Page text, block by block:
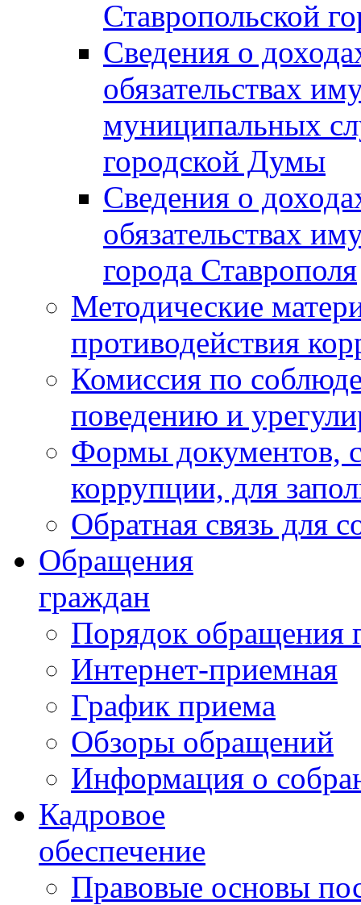
Ставропольской
Сведения о
обязательствах
муниципальных
городской Думы
Сведения о
обязательствах
города Ставрополя
Методические
противодействия
Комиссия по
поведению и
Формы документов,
коррупции, для
Обратная связь для
Обращения
граждан
Порядок обращения
Интернет-приемная
График приема
Обзоры обращений
Информация о
Кадровое
обеспечение
Правовые основы